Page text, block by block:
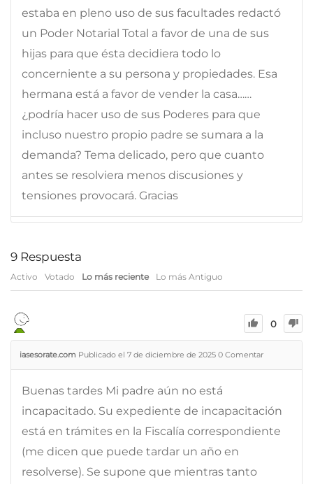
estaba en pleno uso de sus facultades redactó
un Poder Notarial Total a favor de una de sus
hijas para que ésta decidiera todo lo
concerniente a su persona y propiedades. Esa
hermana está a favor de vender la casa……
¿podría hacer uso de sus Poderes para que
incluso nuestro propio padre se sumara a la
demanda? Tema delicado, pero que cuanto
antes se resolviera menos discusiones y
tensiones provocará. Gracias
9 Respuesta
Activo Votado Lo más reciente Lo más Antiguo
0
iasesorate.com Publicado el 7 de diciembre de 2025 0 Comentar
Buenas tardes Mi padre aún no está
incapacitado. Su expediente de incapacitación
está en trámites en la Fiscalía correspondiente
(me dicen que puede tardar un año en
resolverse). Se supone que mientras tanto